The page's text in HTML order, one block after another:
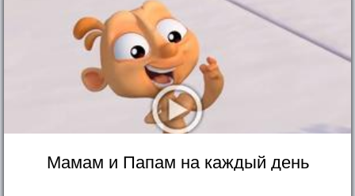
Мамам и Папам на каждый день